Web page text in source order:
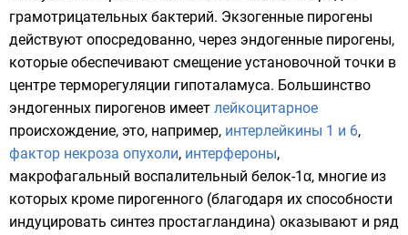
грамотрицательных бактерий. Экзогенные пирогены
действуют опосредованно, через эндогенные пирогены,
которые обеспечивают смещение установочной точки в
центре терморегуляции гипоталамуса. Большинство
эндогенных пирогенов имеет лейкоцитарное
происхождение, это, например, интерлейкины 1 и 6,
фактор некроза опухоли, интерфероны,
макрофагальный воспалительный белок-1α, многие из
которых кроме пирогенного (благодаря их способности
индуцировать синтез простагландина) оказывают и ряд